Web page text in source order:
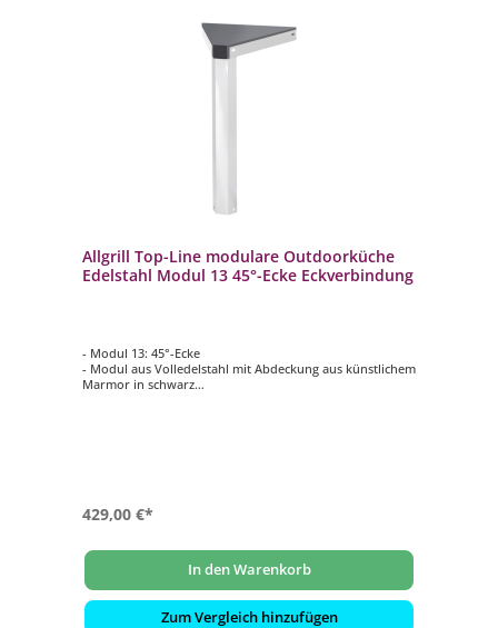
Allgrill Top-Line modulare Outdoorküche
Edelstahl Modul 13 45°-Ecke Eckverbindung
- Modul 13: 45°-Ecke
- Modul aus Volledelstahl mit Abdeckung aus künstlichem
Marmor in schwarz
429,00 €*
In den Warenkorb
Zum Vergleich hinzufügen